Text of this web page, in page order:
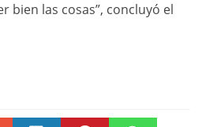
bien las cosas”, concluyó el